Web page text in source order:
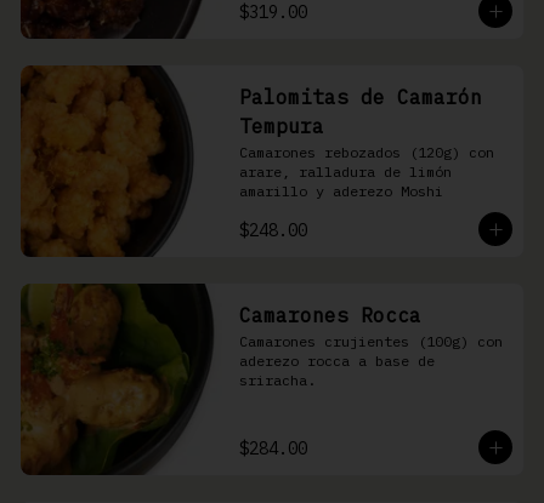
$319.00
Palomitas de Camarón
Tempura
Camarones rebozados (120g) con
arare, ralladura de limón
amarillo y aderezo Moshi
$248.00
Camarones Rocca
Camarones crujientes (100g) con
aderezo rocca a base de
sriracha.
$284.00